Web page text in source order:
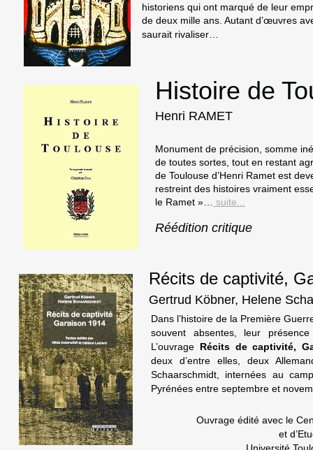
historiens qui ont marqué de leur
de deux mille ans. Autant d’œuvres
saurait rivaliser
Histoire de
Henri RAMET
Monument de précision, somme
de toutes sortes, tout en restant
de Toulouse d’Henri Ramet est
restreint des histoires vraiment
le Ramet »…
suite...
Réédition critique
Récits de captivité,
Gertrud Köbner, Helene
Dans l’histoire de la Première
souvent absentes, leur
L’ouvrage Récits de captivité,
deux d’entre elles, deux
Schaarschmidt, internées au
Pyrénées entre septembre et
Ouvrage édité avec le
et